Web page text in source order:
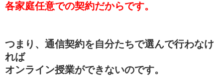
各家庭任意での契約だからです。
つまり、通信契約を自分たちで選んで行わなけ
れば
オンライン授業ができないのです。